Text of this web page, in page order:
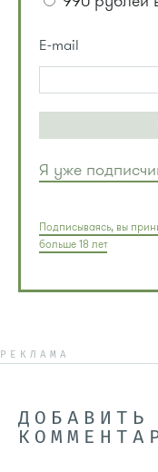
E-mail
Я уже
Подписываясь, вы
больше 18 лет
РЕКЛАМА
ДОБАВИТЬ